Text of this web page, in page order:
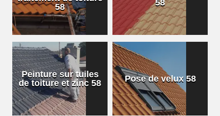
58
58
Peinture sur tuiles
de toiture et zinc 58
Pose de velux 58